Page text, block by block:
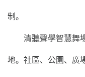
制。
清聽聲學智慧舞場
地。社區、公園、廣